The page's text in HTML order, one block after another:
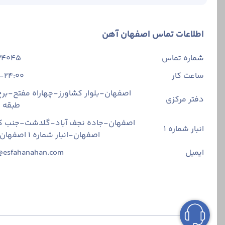
قیمت میلگرد تحت
اطلاعات دقیق و به
شرکت اصفهان آهن
و دریافت مستقیم
خرید مطمئن، با
قیمت میلگرد 18
کیفیت مواد
یکی از مهم ‌ترین
اطلاعات تماس اصفهان آهن
شماره تماس
ساعت کار
24:00
دفتر مرکزی
اصفهان-بلوار کشاورز-چهاراه مفتح-
انبار شماره 1
اصفهان-جاده نجف آباد-گلدشت-جنب
اصفهان-انبار شماره ۱ اصفهان آهن
ایمیل